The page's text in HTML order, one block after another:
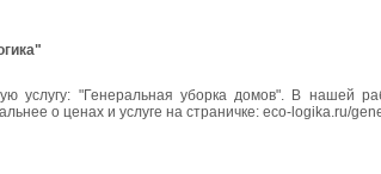
услугу: "Генеральная уборка домов". В нашей
о ценах и услуге на страничке: eco-logika.ru/